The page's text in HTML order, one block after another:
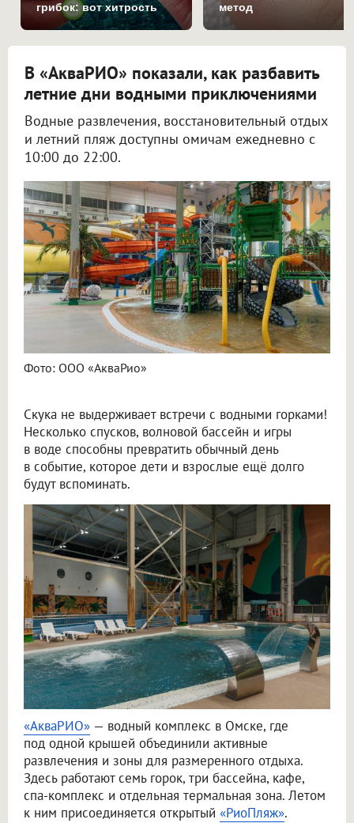
грибок: вот хитрость
метод
В «АкваРИО» показали, как разбавить
летние дни водными приключениями
Водные развлечения, восстановительный отдых
и летний пляж доступны омичам ежедневно с
10:00 до 22:00.
Фото: ООО «АкваРио»
Скука не выдерживает встречи с водными горками!
Несколько спусков, волновой бассейн и игры
в воде способны превратить обычный день
в событие, которое дети и взрослые ещё долго
будут вспоминать.
«АкваРИО» — водный комплекс в Омске, где
под одной крышей объединили активные
развлечения и зоны для размеренного отдыха.
Здесь работают семь горок, три бассейна, кафе,
спа-комплекс и отдельная термальная зона. Летом
к ним присоединяется открытый «РиоПляж».